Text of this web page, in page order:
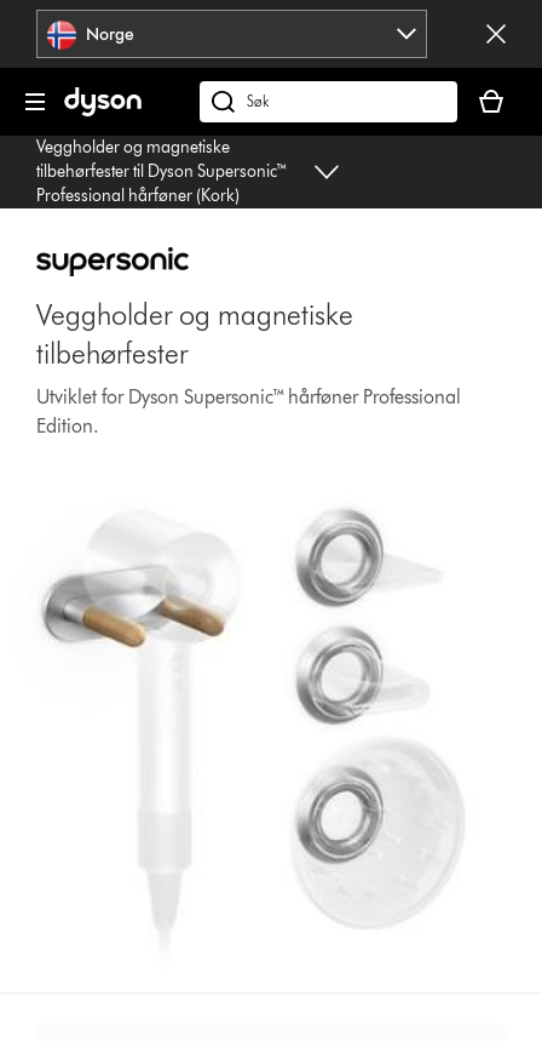
Hopp
navigering
Norge
Søk
på
dyson.no
din
er
Veggholder og magnetiske
tilbehørfester til Dyson Supersonic™
Professional hårføner (Kork)
Veggholder og magnetiske
tilbehørfester
Utviklet for Dyson Supersonic™ hårføner Professional
Edition.